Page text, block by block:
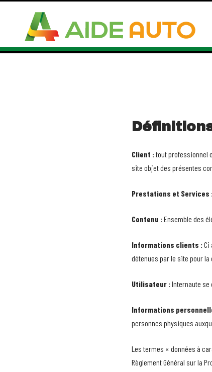
Client :tout professionnel
site objet des présentes
Prestations et Services
Contenu :Ensemble des
Informations clients :Ci
détenues par le site pour
Utilisateur :Internaute
Informations
personnes physiques
Les termes « données à
Règlement Général sur la